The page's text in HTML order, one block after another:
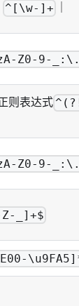
^[\w-]+
Z0-9-
则表达式
Z0-9-
_]+$